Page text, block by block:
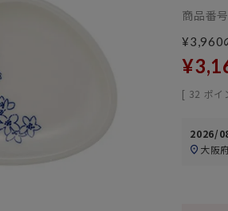
商品番号
¥3,960
¥
[ 32 ポイ
2026/
大阪